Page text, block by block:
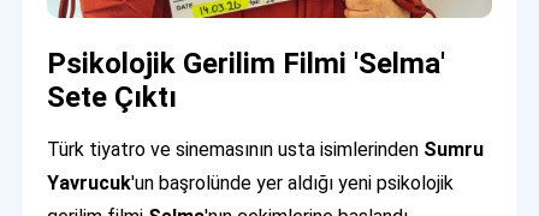
Psikolojik Gerilim Filmi 'Selma'
Sete Çıktı
Türk tiyatro ve sinemasının usta isimlerinden Sumru
Yavrucuk'un başrolünde yer aldığı yeni psikolojik